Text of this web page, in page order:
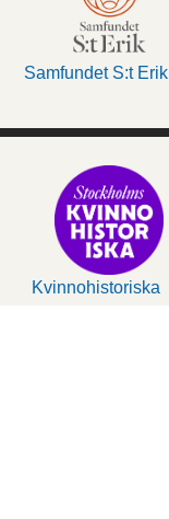
Samfundet S:t Erik
Kvinnohistoriska